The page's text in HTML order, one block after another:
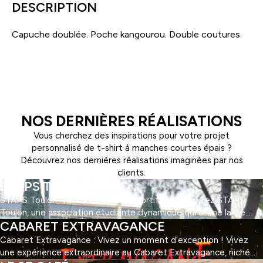
DESCRIPTION
Capuche doublée. Poche kangourou. Double coutures.
NOS DERNIÈRES RÉALISATIONS
Vous cherchez des inspirations pour votre projet
personnalisé de t-shirt à manches courtes épais ?
Découvrez nos dernières réalisations imaginées par nos
clients.
STAPS TOULON
STAPS Toulon : l'association des sportifs ! Découvrez STAPS
Toulon, une association étudiante dynamique qui anime la vie
universitaire des sportifs à Toulon ! Engagée dans la promotion
de l'activité physique et du bien-être, elle offre une multitude
d'activités sportives et d'événements pour tous les goûts et
CABARET EXTRAVAGANCE
Cabaret Extravagance : Vivez un moment d’exception ! Vivez
une expérience extraordinaire au Cabaret Extravagance, niché